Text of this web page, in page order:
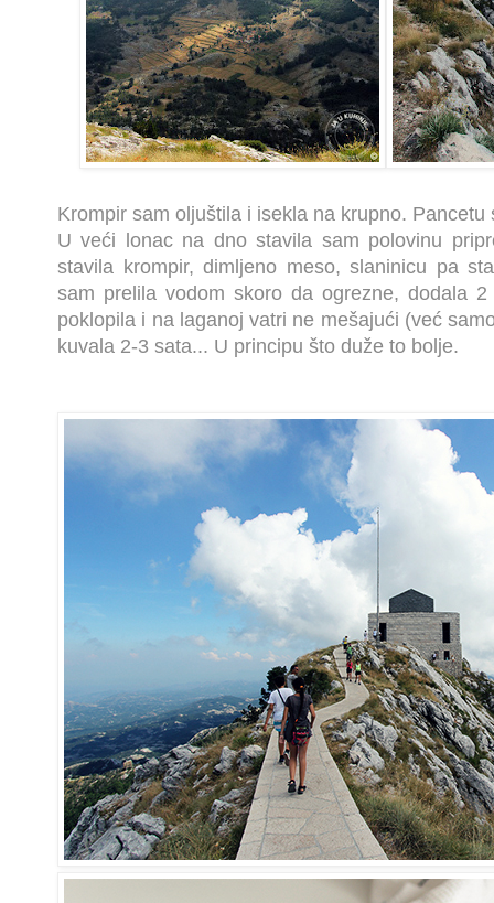
Krompir sam oljuštila i isekla na krupno. Pancetu
U veći lonac na dno stavila sam polovinu
stavila krompir, dimljeno meso, slaninicu pa
sam prelila vodom skoro da ogrezne, dodala
poklopila i na laganoj vatri ne mešajući (već
kuvala 2-3 sata... U principu što duže to bolje.